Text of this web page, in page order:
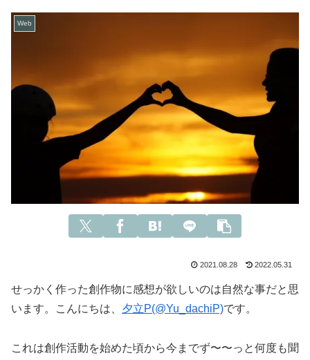
Web
2021.08.28 2022.05.31
せっかく作った創作物に感想が欲しいのは自然な事だと思
います。こんにちは、 夕立P(@Yu_dachiP)です。
これは創作活動を始めた頃から今までず〜〜っと何度も聞